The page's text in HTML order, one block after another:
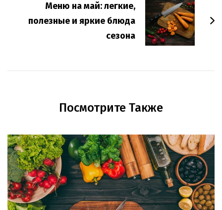
Меню на май: легкие,
полезные и яркие блюда
сезона
Посмотрите Также